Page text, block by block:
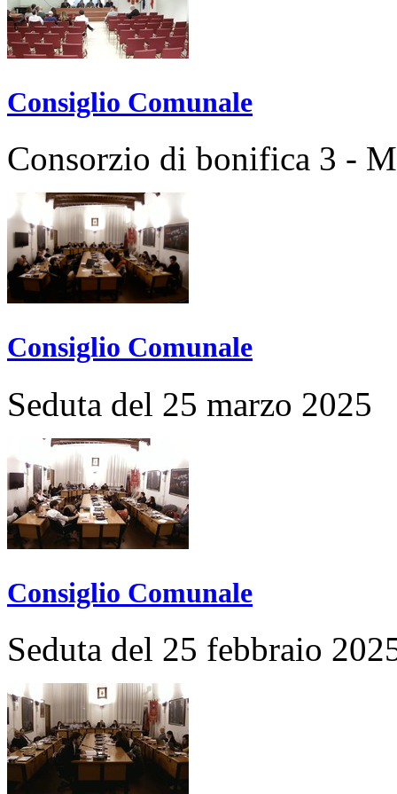
Consiglio Comunale
Consorzio di bonifica 3 -
Consiglio Comunale
Seduta del 25 marzo 2025
Consiglio Comunale
Seduta del 25 febbraio